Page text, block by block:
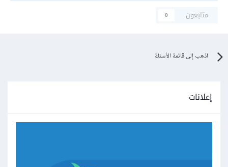
متابعون
0
اذهب إلى قائمة الأسئلة
إعلانات